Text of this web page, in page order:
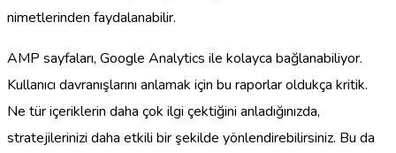
nimetlerinden faydalanabilir.
AMP sayfaları, Google Analytics ile kolayca bağlanabiliyor.
Kullanıcı davranışlarını anlamak için bu raporlar oldukça kritik.
Ne tür içeriklerin daha çok ilgi çektiğini anladığınızda,
stratejilerinizi daha etkili bir şekilde yönlendirebilirsiniz. Bu da